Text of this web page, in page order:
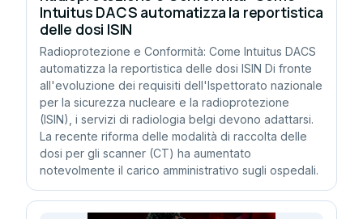
Intuitus DACS automatizza la reportistica
delle dosi ISIN
Radioprotezione e Conformità: Come Intuitus DACS
automatizza la reportistica delle dosi ISIN Di fronte
all'evoluzione dei requisiti dell'Ispettorato nazionale
per la sicurezza nucleare e la radioprotezione
(ISIN), i servizi di radiologia belgi devono adattarsi.
La recente riforma delle modalità di raccolta delle
dosi per gli scanner (CT) ha aumentato
notevolmente il carico amministrativo sugli ospedali.